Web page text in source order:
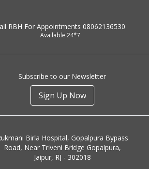
RBH For Appointments 08062136530
Available 24*7
Subscribe to our Newsletter
Sign Up Now
Birla Hospital, Gopalpura Bypass
Road, Near Triveni Bridge Gopalpura,
Jaipur, RJ - 302018